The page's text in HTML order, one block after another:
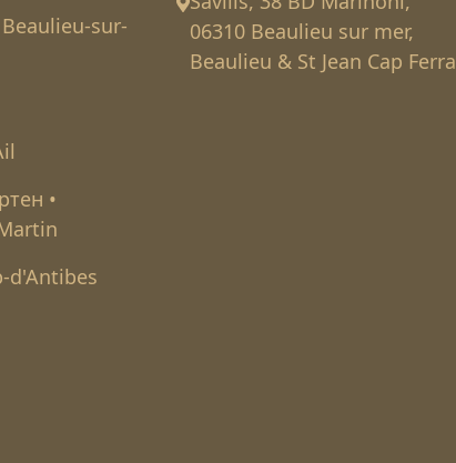
sur-
•
d'Antibes
06310 Beaulieu sur mer,
Beaulieu & St Jean Cap